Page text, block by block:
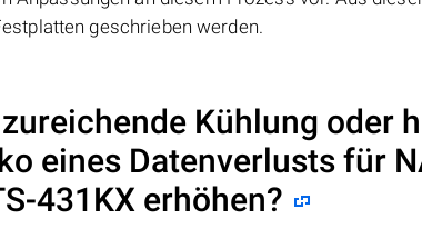
geschrieben werden.
Kühlung oder
eines Datenverlusts für
431KX erhöhen?